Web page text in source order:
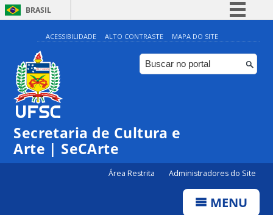
BRASIL
Simplifique!
Comunica BR
Participe
ACESSIBILIDADE ALTO CONTRASTE MAPA DO SITE
Secretaria de Cultura e
Arte | SeCArte
Área Restrita Administradores do Site
MENU